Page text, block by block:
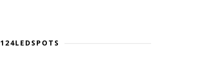
124LEDSPOTS